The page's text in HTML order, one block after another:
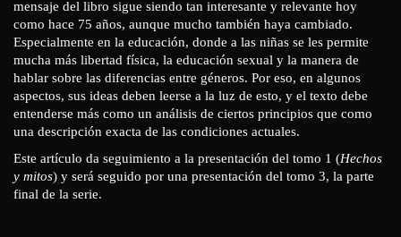
mensaje del libro sigue siendo tan interesante y relevante hoy
como hace 75 años, aunque mucho también haya cambiado.
Especialmente en la educación, donde a las niñas se les permite
mucha más libertad física, la educación sexual y la manera de
hablar sobre las diferencias entre géneros. Por eso, en algunos
aspectos, sus ideas deben leerse a la luz de esto, y el texto debe
entenderse más como un análisis de ciertos principios que como
una descripción exacta de las condiciones actuales.
Este artículo da seguimiento a la presentación del tomo 1 (Hechos
y mitos) y será seguido por una presentación del tomo 3, la parte
final de la serie.